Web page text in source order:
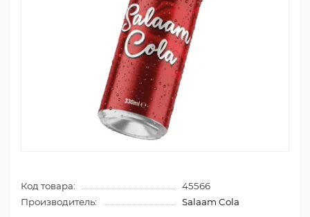
Код товара:
45566
Производитель:
Salaam Cola